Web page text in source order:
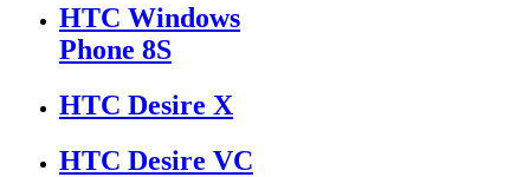
HTC Windows
Phone 8S
HTC Desire X
HTC Desire VC